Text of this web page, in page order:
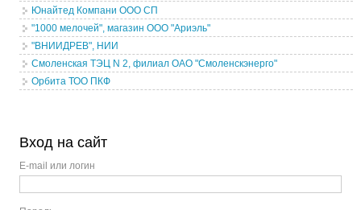
Юнайтед Компани ООО СП
"1000 мелочей", магазин ООО "Ариэль"
"ВНИИДРЕВ", НИИ
Смоленская ТЭЦ N 2, филиал ОАО "Смоленскэнерго"
Орбита ТОО ПКФ
Вход на сайт
E-mail или логин